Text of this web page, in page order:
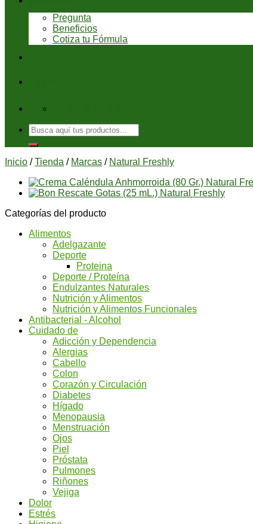
Pregunta
Beneficios
Cotiza tu Fórmula
Buscar
por:
Inicio / Tienda / Marcas / Natural Freshly
Categorías del producto
Alimentos
Adelgazante
Deporte
Proteina
Deporte / Proteína
Endulzantes Naturales
Nutrición y Alimentos
Nutrición y Alimentos Funcionales
Antibacterial - Alcohol
Cuidado de
Adicción y Dependencia
Alergias
Cabello
Colon
Corazón y Circulación
Diabetes
Hígado
Menopausia
Menstruación
Ojos
Piel
Próstata
Pulmones
Riñones
Vejiga
Dolor
Estrés